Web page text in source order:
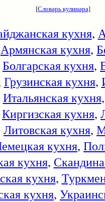
[Словарь кулинара]
кухня,
Армянская кухня,
Болгарская кухня,
Грузинская кухня,
Итальянская кухня,
Киргизская кухня,
Литовская кухня,
кухня,
кухня,
кухня,
кухня,